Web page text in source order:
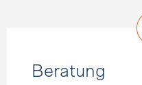
Beratung